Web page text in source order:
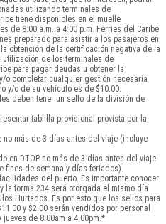
utilizando terminales de
tiene disponibles en el muelle
de 8:00 a.m. a 4:00 p.m. Ferries del Caribe
preparado para asistir a los pasajeros en
obtención de la certificación negativa de la
utilización de los terminales de
para pagar deudas u obtener la
o completar cualquier gestión necesaria
y/o de su vehículo es de $10.00.
deben tener un sello de la división de
tablilla provisional provista por la
no más de 3 días antes del viaje (incluye
en DTOP no más de 3 días antes del viaje
fines de semana y días feriados).
del puerto. Es importante conocer
la forma 234 será otorgada el mismo día
Hurtados. Es por esto que los sellos para
y $2.00 serán vendidos por personal
de 8:00am a 4:00pm.*